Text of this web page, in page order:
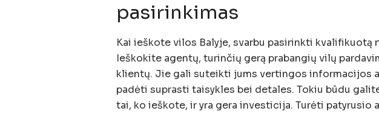
pasirinkimas
Kai ieškote vilos Balyje, svarbu pasirinkti
Ieškokite agentų, turinčių gerą prabangių vilų
klientų. Jie gali suteikti jums vertingos informacijos
padėti suprasti taisykles bei detales. Tokiu būdu
tai, ko ieškote, ir yra gera investicija. Turėti patyrusio